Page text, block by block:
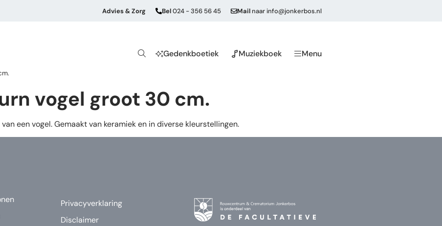
Advies & Zorg Bel024 - 356 56 45 Mail naarinfo@jonkerbos.nl
Gedenkboetiek Muziekboek Menu
vogel groot 30 cm.
een vogel. Gemaakt van keramiek en in diverse kleurstellingen.
Privacyverklaring
Disclaimer